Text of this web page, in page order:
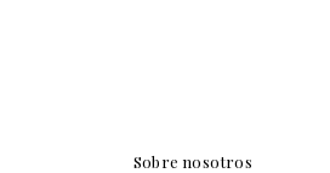
Sobre nosotros